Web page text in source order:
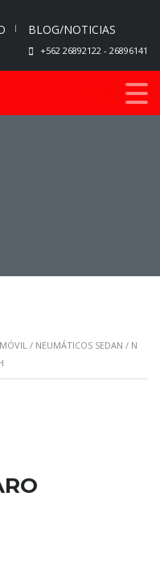
BLOG/NOTICIAS
+562 26892122 - 26896141
/ NEUMÁTICOS SEDAN / N